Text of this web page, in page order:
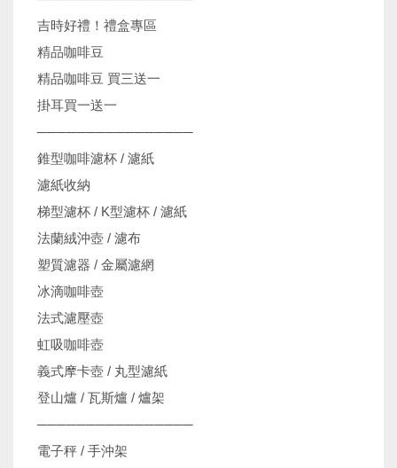
吉時好禮！禮盒專區
精品咖啡豆
精品咖啡豆 買三送一
掛耳買一送一
────────────────
錐型咖啡濾杯 / 濾紙
濾紙收納
梯型濾杯 / K型濾杯 / 濾紙
法蘭絨沖壺 / 濾布
塑質濾器 / 金屬濾網
冰滴咖啡壺
法式濾壓壺
虹吸咖啡壺
義式摩卡壺 / 丸型濾紙
登山爐 / 瓦斯爐 / 爐架
────────────────
電子秤 / 手沖架